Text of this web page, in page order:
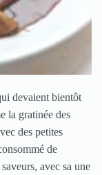
devaient bientôt
la gratinée des
des petites
de
avec sa une